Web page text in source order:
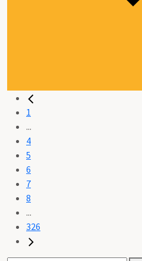
1
...
4
5
6
7
8
...
326